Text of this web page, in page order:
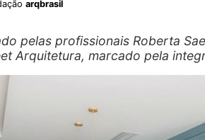
arqbrasil
pelas profissionais Roberta
Arquitetura, marcado pela